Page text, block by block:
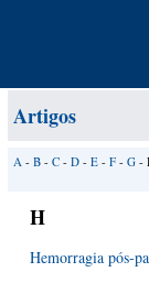
Artigos
A - B - C - D - E - F - G -
H
Hemorragia pós-